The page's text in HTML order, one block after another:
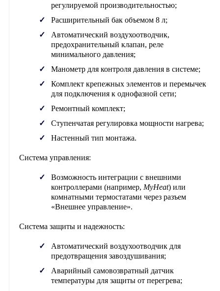
регулируемой производительностью;
Расширительный бак объемом 8 л;
Автоматический воздухоотводчик,
предохранительный клапан, реле
минимального давления;
Манометр для контроля давления в системе;
Комплект крепежных элементов и перемычек
для подключения к однофазной сети;
Ремонтный комплект;
Ступенчатая регулировка мощности нагрева;
Настенный тип монтажа.
Система управления:
Возможность интеграции с внешними
контроллерами (например, MyHeat) или
комнатными термостатами через разъем
«Внешнее управление».
Система защиты и надежность:
Автоматический воздухоотводчик для
предотвращения завоздушивания;
Аварийный самовозвратный датчик
температуры для защиты от перегрева;